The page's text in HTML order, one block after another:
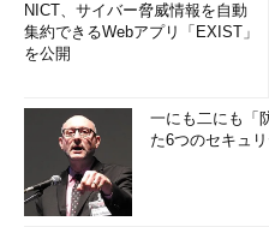
NICT、サイバー脅威情報を自動
集約できるWebアプリ「EXIST」
を公開
一にも二にも「
た6つのセキュ